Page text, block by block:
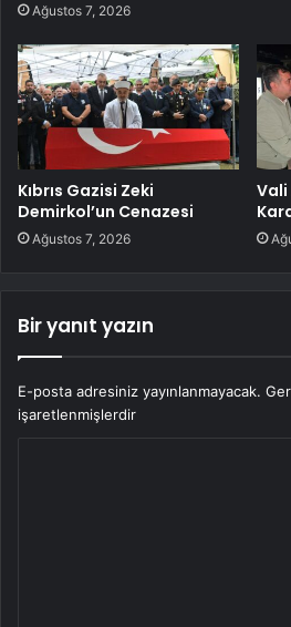
Ağustos 7, 2026
Kıbrıs Gazisi Zeki
Demirkol’un Cenazesi
Ağustos 7, 2026
Vali
Bir yanıt yazın
E-posta adresiniz yayınlanmayacak.
işaretlenmişlerdir